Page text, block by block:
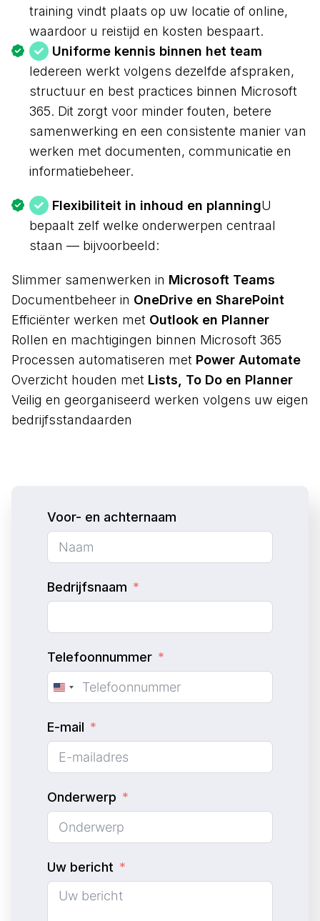
training vindt plaats op uw locatie of online,
waardoor u reistijd en kosten bespaart.
Uniforme kennis binnen het team
Iedereen werkt volgens dezelfde afspraken,
structuur en best practices binnen Microsoft
365. Dit zorgt voor minder fouten, betere
samenwerking en een consistente manier van
werken met documenten, communicatie en
informatiebeheer.
Flexibiliteit in inhoud en planningU
bepaalt zelf welke onderwerpen centraal
staan — bijvoorbeeld:
Slimmer samenwerken in Microsoft Teams
Documentbeheer in OneDrive en SharePoint
Efficiënter werken met Outlook en Planner
Rollen en machtigingen binnen Microsoft 365
Processen automatiseren met Power Automate
Overzicht houden met Lists, To Do en Planner
Veilig en georganiseerd werken volgens uw eigen
bedrijfsstandaarden
Voor- en achternaam
Bedrijfsnaam
Telefoonnummer
U
i
t
e
d
S
t
t
e
E-mail
Onderwerp
Uw bericht